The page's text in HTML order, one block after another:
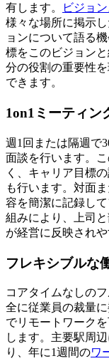
有します。
ビジョ
様々な場所に掲示
ョンについて語る
標をこのビジョン
分の役割の重要性
できます。
1on1ミーティン
週1回または隔週で
面談を行います。
く、キャリア目標
も行います。対面
容を簡潔に記録し
組みにより、上司
が経営に反映されや
フレキシブルな
コアタイムなしの
全に従業員の裁量
でリモートワーク
します。主要駅周辺
り、年に1週間のワ